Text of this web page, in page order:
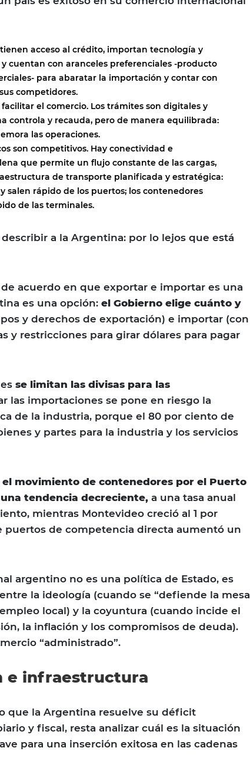
acceso al crédito, importan tecnología y
cuentan con aranceles preferenciales -producto
para abaratar la importación y contar con
competidores.
el comercio. Los trámites son digitales y
controla y recauda, pero de manera equilibrada:
las operaciones.
son competitivos. Hay conectividad e
que permite un flujo constante de las cargas,
de transporte planificada y estratégica:
salen rápido de los puertos; los contenedores
de las terminales.
a la Argentina: por lo lejos que está
acuerdo en que exportar e importar es una
es una opción: el Gobierno elige cuánto y
y derechos de exportación) e importar (con
y restricciones para girar dólares para pagar
se limitan las divisas para las
las importaciones se pone en riesgo la
de la industria, porque el 80 por ciento de
y partes para la industria y los servicios
el movimiento de contenedores por el Puerto
tendencia decreciente, a una tasa anual
mientras Montevideo creció al 1 por
puertos de competencia directa aumentó un
argentino no es una política de Estado, es
la ideología (cuando se “defiende la mesa
local) y la coyuntura (cuando incide el
la inflación y los compromisos de deuda).
“administrado”.
e infraestructura
que la Argentina resuelve su déficit
y fiscal, resta analizar cuál es la situación
para una inserción exitosa en las cadenas